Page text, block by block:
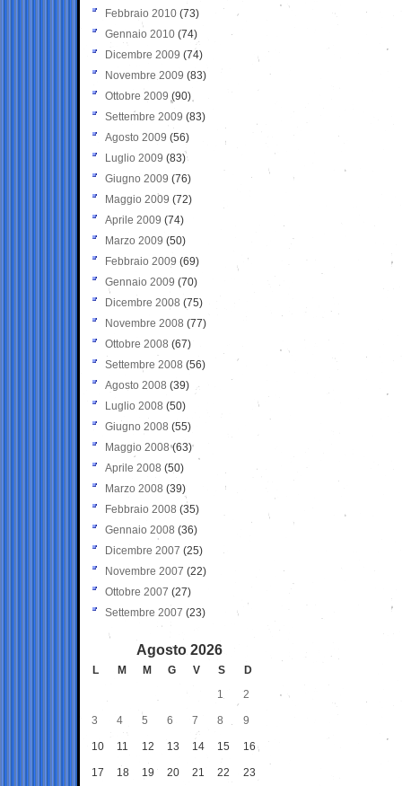
Febbraio 2010 (73)
Gennaio 2010 (74)
Dicembre 2009 (74)
Novembre 2009 (83)
Ottobre 2009 (90)
Settembre 2009 (83)
Agosto 2009 (56)
Luglio 2009 (83)
Giugno 2009 (76)
Maggio 2009 (72)
Aprile 2009 (74)
Marzo 2009 (50)
Febbraio 2009 (69)
Gennaio 2009 (70)
Dicembre 2008 (75)
Novembre 2008 (77)
Ottobre 2008 (67)
Settembre 2008 (56)
Agosto 2008 (39)
Luglio 2008 (50)
Giugno 2008 (55)
Maggio 2008(63)
Aprile 2008 (50)
Marzo 2008 (39)
Febbraio 2008 (35)
Gennaio 2008 (36)
Dicembre 2007 (25)
Novembre 2007 (22)
Ottobre 2007 (27)
Settembre 2007 (23)
Agosto 2026
L M M G V S
D
1
2
3 4 5 6 7 8 9
10 11 12 13 14 15 16
17 18 19 20 21 22 23